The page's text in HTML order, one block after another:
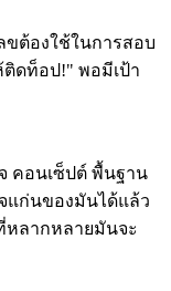
ขต้องใช้ในการสอบ
ดท็อป!" พอมีเป้า
คอนเซ็ปต์ พื้นฐาน
แก่นของมันได้แล้ว
หลากหลายมันจะ